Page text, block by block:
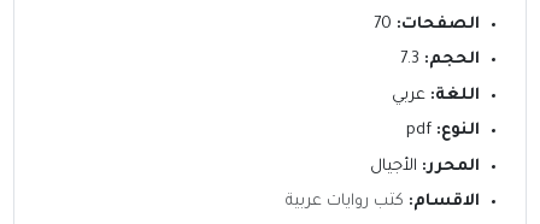
الصفحات:
الحجم:
اللغة: عربي
النوع:
المحرر: الأجيال
الاقسام: كتب روايات عربية